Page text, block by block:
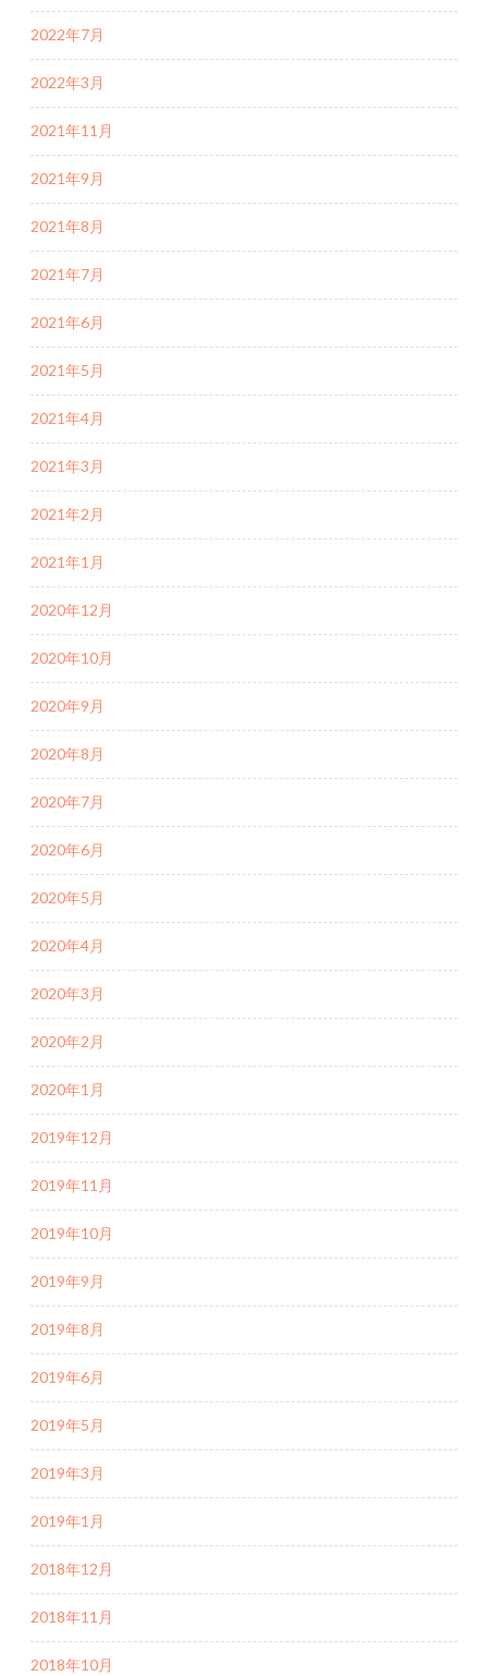
2022年7月
2022年3月
2021年11月
2021年9月
2021年8月
2021年7月
2021年6月
2021年5月
2021年4月
2021年3月
2021年2月
2021年1月
2020年12月
2020年10月
2020年9月
2020年8月
2020年7月
2020年6月
2020年5月
2020年4月
2020年3月
2020年2月
2020年1月
2019年12月
2019年11月
2019年10月
2019年9月
2019年8月
2019年6月
2019年5月
2019年3月
2019年1月
2018年12月
2018年11月
2018年10月